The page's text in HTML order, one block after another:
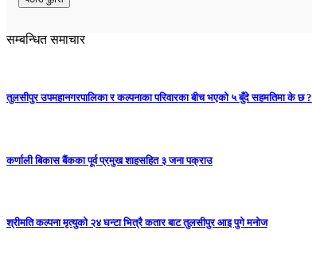
सम्बन्धित समाचार
तुलसीपुर उपमहानगरपालिका र कल्पनाका परिवारका बीच भएको ५ बुँदे सहमतिमा के छ ?
कर्णाली बिकास बैंकका पूर्व प्रमुख शाहसहित ३ जना पक्राउ
श्रीमति कल्पना मृत्युको २४ घन्टा भित्रै कतार बाट तुलसीपुर आइ पुगे मनोज